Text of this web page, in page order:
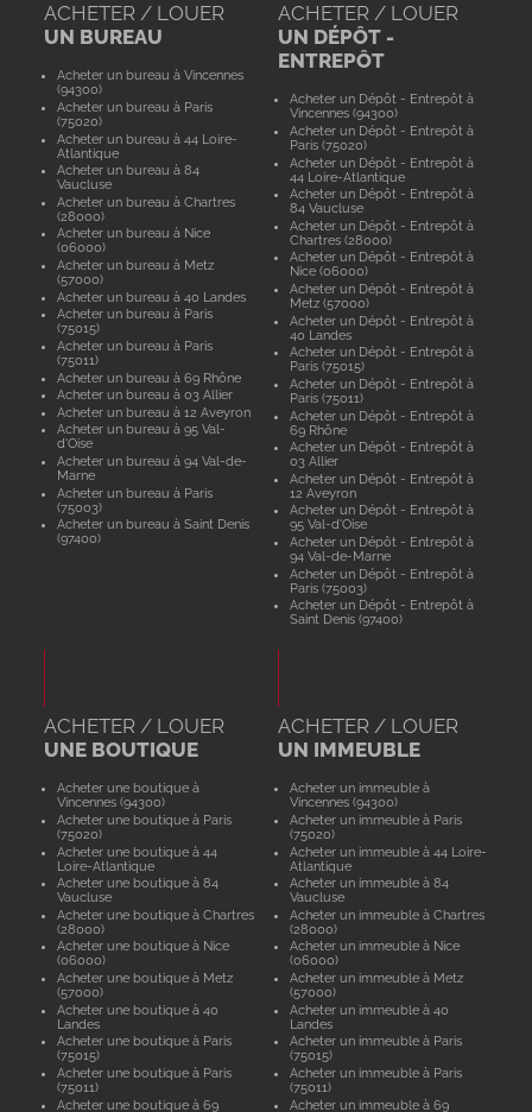
ACHETER / LOUER
UN BUREAU
Acheter un bureau à Vincennes
(94300)
Acheter un bureau à Paris
(75020)
Acheter un bureau à 44 Loire-
Atlantique
Acheter un bureau à 84
Vaucluse
Acheter un bureau à Chartres
(28000)
Acheter un bureau à Nice
(06000)
Acheter un bureau à Metz
(57000)
Acheter un bureau à 40 Landes
Acheter un bureau à Paris
(75015)
Acheter un bureau à Paris
(75011)
Acheter un bureau à 69 Rhône
Acheter un bureau à 03 Allier
Acheter un bureau à 12 Aveyron
Acheter un bureau à 95 Val-
d'Oise
Acheter un bureau à 94 Val-de-
Marne
Acheter un bureau à Paris
(75003)
Acheter un bureau à Saint Denis
(97400)
ACHETER / LOUER
UN DÉPÔT -
ENTREPÔT
Acheter un Dépôt - Entrepôt à
Vincennes (94300)
Acheter un Dépôt - Entrepôt à
Paris (75020)
Acheter un Dépôt - Entrepôt à
44 Loire-Atlantique
Acheter un Dépôt - Entrepôt à
84 Vaucluse
Acheter un Dépôt - Entrepôt à
Chartres (28000)
Acheter un Dépôt - Entrepôt à
Nice (06000)
Acheter un Dépôt - Entrepôt à
Metz (57000)
Acheter un Dépôt - Entrepôt à
40 Landes
Acheter un Dépôt - Entrepôt à
Paris (75015)
Acheter un Dépôt - Entrepôt à
Paris (75011)
Acheter un Dépôt - Entrepôt à
69 Rhône
Acheter un Dépôt - Entrepôt à
03 Allier
Acheter un Dépôt - Entrepôt à
12 Aveyron
Acheter un Dépôt - Entrepôt à
95 Val-d'Oise
Acheter un Dépôt - Entrepôt à
94 Val-de-Marne
Acheter un Dépôt - Entrepôt à
Paris (75003)
Acheter un Dépôt - Entrepôt à
Saint Denis (97400)
ACHETER / LOUER
UNE BOUTIQUE
Acheter une boutique à
Vincennes (94300)
Acheter une boutique à Paris
(75020)
Acheter une boutique à 44
Loire-Atlantique
Acheter une boutique à 84
Vaucluse
Acheter une boutique à Chartres
(28000)
Acheter une boutique à Nice
(06000)
Acheter une boutique à Metz
(57000)
Acheter une boutique à 40
Landes
Acheter une boutique à Paris
(75015)
Acheter une boutique à Paris
(75011)
Acheter une boutique à 69
ACHETER / LOUER
UN IMMEUBLE
Acheter un immeuble à
Vincennes (94300)
Acheter un immeuble à Paris
(75020)
Acheter un immeuble à 44 Loire-
Atlantique
Acheter un immeuble à 84
Vaucluse
Acheter un immeuble à Chartres
(28000)
Acheter un immeuble à Nice
(06000)
Acheter un immeuble à Metz
(57000)
Acheter un immeuble à 40
Landes
Acheter un immeuble à Paris
(75015)
Acheter un immeuble à Paris
(75011)
Acheter un immeuble à 69